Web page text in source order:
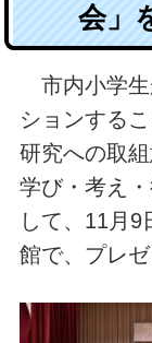
会」
市内小学生
ションする
研究への取
学び・考え
して、11月
館で、プレ